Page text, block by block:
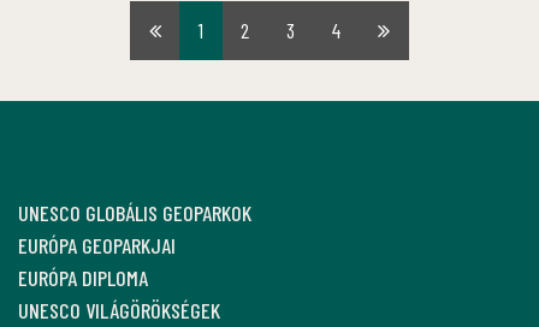
Első1 2 3 4
Utolsó
UNESCO GLOBÁLIS GEOPARKOK
EURÓPA GEOPARKJAI
EURÓPA DIPLOMA
UNESCO VILÁGÖRÖKSÉGEK